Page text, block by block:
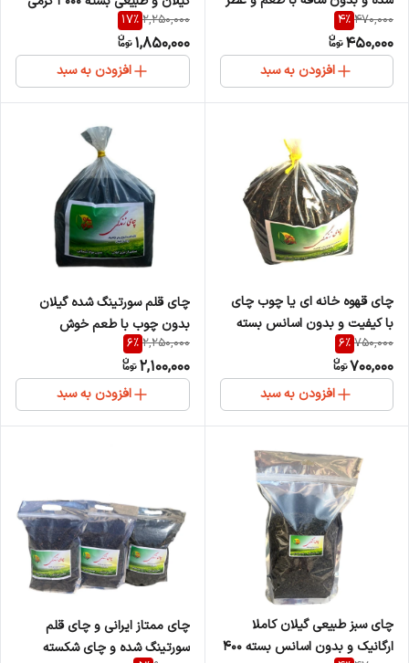
دلنشین بسته 400 گرمی
470,000
4%
450,000
افزودن به سبد
2,250,000
17%
1,850,000
افزودن به سبد
چای قهوه خانه ای یا چوب چای
با کیفیت و بدون اسانس بسته
2000 گرمی
750,000
6%
700,000
افزودن به سبد
چای قلم سورتینگ شده گیلان
بدون چوب با طعم خوش
بسته3000 گرم
2,250,000
6%
2,100,000
افزودن به سبد
چای سبز طبیعی گیلان کاملا
ارگانیک و بدون اسانس بسته 400
چای ممتاز ایرانی و چای قلم
سورتینگ شده و چای شکسته